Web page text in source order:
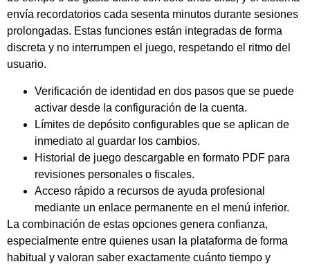
envía recordatorios cada sesenta minutos durante sesiones
prolongadas. Estas funciones están integradas de forma
discreta y no interrumpen el juego, respetando el ritmo del
usuario.
Verificación de identidad en dos pasos que se puede
activar desde la configuración de la cuenta.
Límites de depósito configurables que se aplican de
inmediato al guardar los cambios.
Historial de juego descargable en formato PDF para
revisiones personales o fiscales.
Acceso rápido a recursos de ayuda profesional
mediante un enlace permanente en el menú inferior.
La combinación de estas opciones genera confianza,
especialmente entre quienes usan la plataforma de forma
habitual y valoran saber exactamente cuánto tiempo y